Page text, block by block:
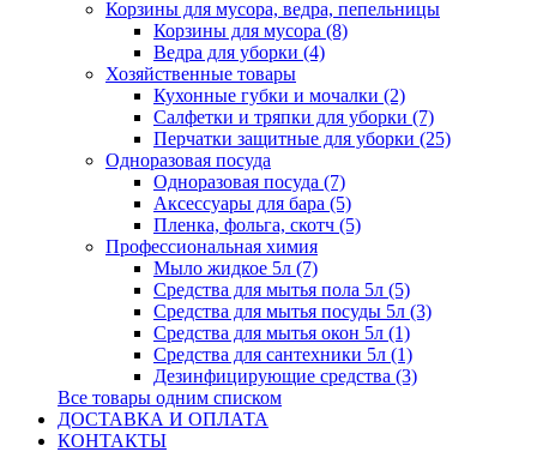
Корзины для мусора, ведра, пепельницы
Корзины для мусора (8)
Ведра для уборки (4)
Хозяйственные товары
Кухонные губки и мочалки (2)
Салфетки и тряпки для уборки (7)
Перчатки защитные для уборки (25)
Одноразовая посуда
Одноразовая посуда (7)
Аксессуары для бара (5)
Пленка, фольга, скотч (5)
Профессиональная химия
Мыло жидкое 5л (7)
Средства для мытья пола 5л (5)
Средства для мытья посуды 5л (3)
Средства для мытья окон 5л (1)
Средства для сантехники 5л (1)
Дезинфицирующие средства (3)
Все товары одним списком
ДОСТАВКА И ОПЛАТА
КОНТАКТЫ